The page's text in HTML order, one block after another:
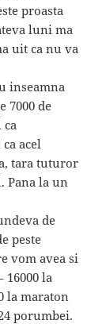
proasta
luni ma
uit ca nu va
inseamna
7000 de
acel
tara tuturor
Pana la un
de
peste
vom avea si
16000 la
la maraton
porumbei.